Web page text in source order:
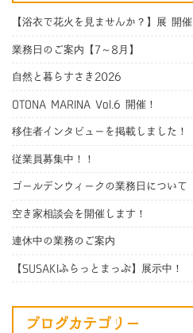
【浴衣で花火を見ませんか？】展 開催
業務日のご案内【7～8月】
自然と暮らすさき2026
OTONA MARINA Vol.6 開催！
移住者インタビューを掲載しました！
従業員募集中！！
ゴールデンウィークの業務日について
空き家相談会を開催します！
連休中の業務のご案内
【SUSAKIふらっとまっぷ】展示中！
ブログカテゴリー